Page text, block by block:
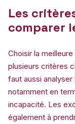
Les
comparer
Choisir la
plusieurs critères
faut aussi
notamment en
incapacité. Les
également à